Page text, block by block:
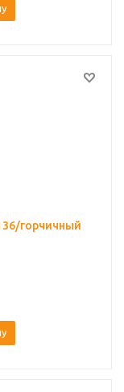
горчичный